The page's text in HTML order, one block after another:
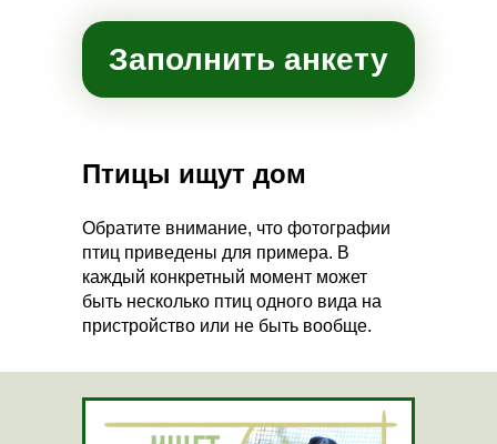
Заполнить анкету
Птицы ищут дом
Обратите внимание, что фотографии
птиц приведены для примера. В
каждый конкретный момент может
быть несколько птиц одного вида на
пристройство или не быть вообще.